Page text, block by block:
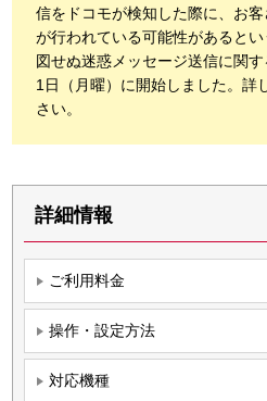
信をドコモが検知した際に、お
が行われている可能性があると
図せぬ迷惑メッセージ送信に関
1日（月曜）に開始しました。詳
さい。
詳細情報
ご利用料金
操作・設定方法
対応機種